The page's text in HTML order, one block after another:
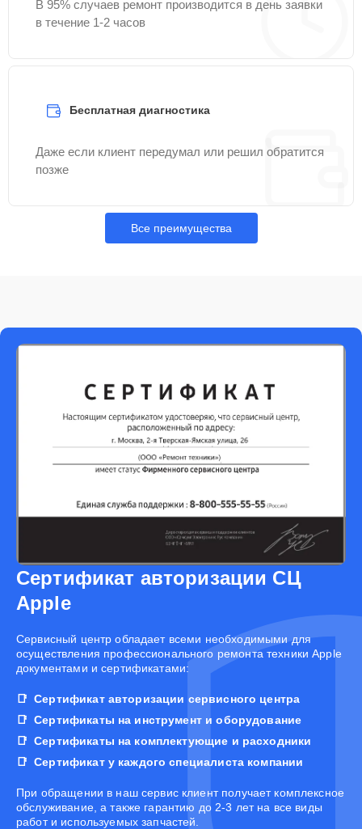
В 95% случаев ремонт производится в день заявки
в течение 1-2 часов
Бесплатная диагностика
Даже если клиент передумал или решил обратится
позже
Все преимущества
Сертификат авторизации СЦ
Apple
Cервисный центр обладает всеми необходимыми для
осуществления профессионального ремонта техники Apple
документами и сертификатами:
Сертификат авторизации сервисного центра
Сертификаты на инструмент и оборудование
Сертификаты на комплектующие и расходники
Сертификат у каждого специалиста компании
При обращении в наш сервис клиент получает комплексное
обслуживание, а также гарантию до 2-3 лет на все виды
работ и используемых запчастей.